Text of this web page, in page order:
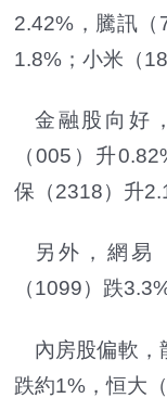
2.42%，騰訊（
1.8%；小米（
金融股向好
（005）升
保（2318）升
另外，網易
（1099）跌
內房股偏軟，
跌約1%，恒大